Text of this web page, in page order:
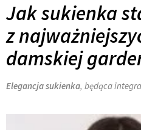
Jak sukienka
z
damskiej
Elegancja sukienka, będąca